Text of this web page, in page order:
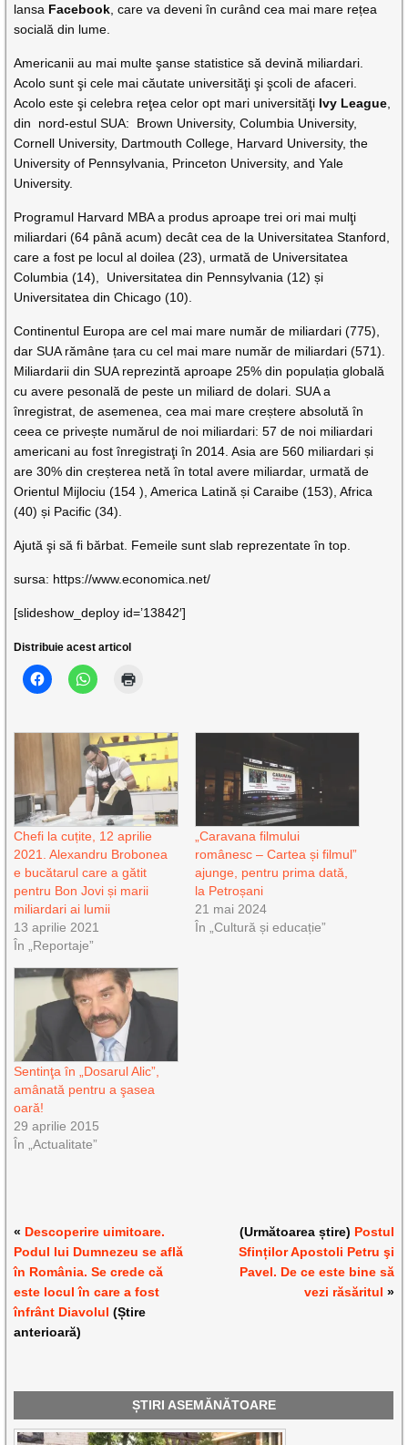
lansa Facebook , care va deveni în curând cea mai mare rețea
socială din lume.
Americanii au mai multe şanse statistice să devină miliardari.
Acolo sunt şi cele mai căutate universităţi şi şcoli de afaceri.
Acolo este şi celebra reţea celor opt mari universităţi Ivy League
din nord-estul SUA: Brown University, Columbia University,
Cornell University, Dartmouth College, Harvard University, the
University of Pennsylvania, Princeton University, and Yale
University.
Programul Harvard MBA a produs aproape trei ori mai mulţi
miliardari (64 până acum) decât cea de la Universitatea Stanford,
care a fost pe locul al doilea (23), urmată de Universitatea
Columbia (14), Universitatea din Pennsylvania (12) și
Universitatea din Chicago (10).
Continentul Europa are cel mai mare număr de miliardari (775),
dar SUA rămâne țara cu cel mai mare număr de miliardari (571).
Miliardarii din SUA reprezintă aproape 25% din populația globală
cu avere pesonală de peste un miliard de dolari. SUA a
înregistrat, de asemenea, cea mai mare creștere absolută în
ceea ce privește numărul de noi miliardari: 57 de noi miliardari
americani au fost înregistraţi în 2014. Asia are 560 miliardari și
are 30% din creșterea netă în total avere miliardar, urmată de
Orientul Mijlociu (154 ), America Latină și Caraibe (153), Africa
(40) și Pacific (34).
Ajută şi să fi bărbat. Femeile sunt slab reprezentate în top.
sursa: https://www.economica.net/
[slideshow_deploy id=’13842′]
Distribuie acest articol
Chefi la cuțite, 12 aprilie
2021. Alexandru Brobonea
e bucătarul care a gătit
pentru Bon Jovi și marii
miliardari ai lumii
13 aprilie 2021
În „Reportaje”
„Caravana filmului
românesc – Cartea și filmul”
ajunge, pentru prima dată,
la Petroșani
21 mai 2024
În „Cultură și educație”
Sentinţa în „Dosarul Alic”,
amânată pentru a şasea
oară!
29 aprilie 2015
În „Actualitate”
« Descoperire uimitoare.
Podul lui Dumnezeu se află
în România. Se crede că
este locul în care a fost
înfrânt Diavolul (Știre
anterioară)
(Următoarea știre) Postul
Sfinților Apostoli Petru şi
Pavel. De ce este bine să
vezi răsăritul »
ȘTIRI ASEMĂNĂTOARE